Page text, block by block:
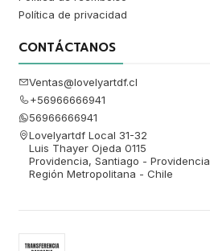
Política de privacidad
CONTÁCTANOS
Ventas@lovelyartdf.cl
+56966666941
56966666941
Lovelyartdf Local 31-32
Luis Thayer Ojeda 0115
Providencia, Santiago - Providencia
Región Metropolitana - Chile